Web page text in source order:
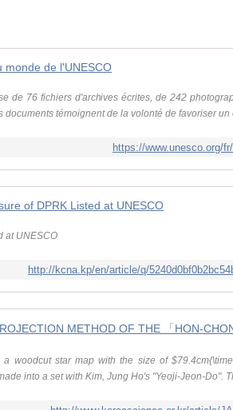
monde de l'UNESCO
de 76 fichiers d'archives écrites, de 242
documents témoignent de la volonté de favoriser un
https://www.unesco.org/
of DPRK Listed at UNESCO
at UNESCO
http://kcna.kp/en/article/q/
METHOD OF THE 「HON-
a woodcut star map with the size of
into a set with Kim, Jung Ho's "Yeoji-Jeon-Do".